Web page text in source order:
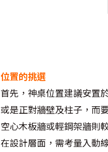
位置的挑選
首先，神桌位置建議安置
或是正對牆壁及柱子，而
空心木板牆或輕鋼架牆則
在設計層面，需考量入動